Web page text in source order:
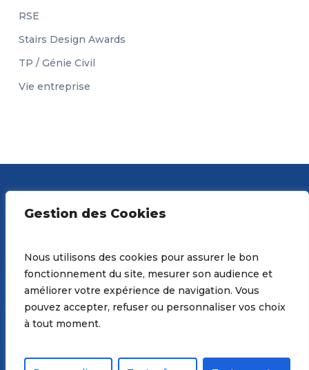
Gestion des Cookies
Nous utilisons des cookies pour assurer le bon
fonctionnement du site, mesurer son audience et
améliorer votre expérience de navigation. Vous
pouvez accepter, refuser ou personnaliser vos choix
à tout moment.
RSE
Stairs Design Awards
TP / Génie Civil
Vie entreprise
MEMBRE DE :